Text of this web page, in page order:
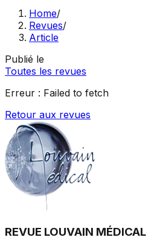
Home/
Revues/
Article
Publié le
Toutes les revues
Erreur : Failed to fetch
Retour aux revues
REVUE LOUVAIN MÉDICAL